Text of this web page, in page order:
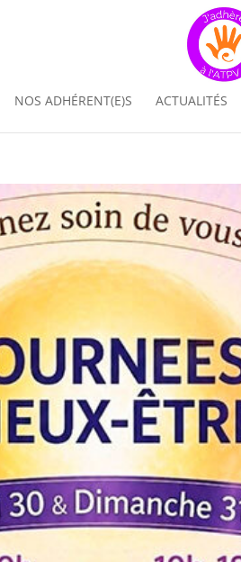
NOS ADHÉRENT(E)S ACTUALITÉS